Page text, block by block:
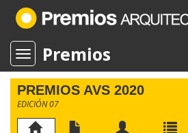
Toggle navigation
Premios
PREMIOS AVS 2020
EDICIÓN 07